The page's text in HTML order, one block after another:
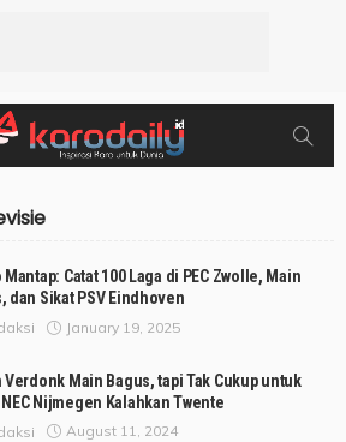
Mantap: Catat 100 Laga di PEC Zwolle, Main
dan Sikat PSV Eindhoven
January 19, 2025
Verdonk Main Bagus, tapi Tak Cukup untuk
NEC Nijmegen Kalahkan Twente
August 11, 2024